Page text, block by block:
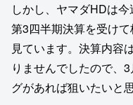
しかし、ヤマダHDは
第3四半期決算を受け
見ています。決算内容
りませんでしたので、
グがあれば狙いたいと